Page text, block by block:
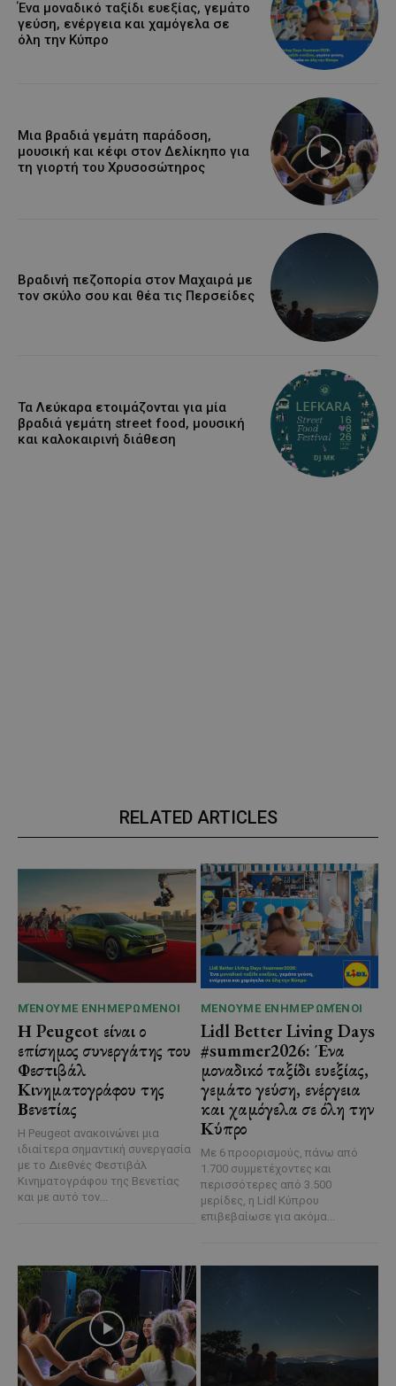
Ένα μοναδικό ταξίδι ευεξίας, γεμάτο
γεύση, ενέργεια και χαμόγελα σε
όλη την Κύπρο
Μια βραδιά γεμάτη παράδοση,
μουσική και κέφι στον Δελίκηπο για
τη γιορτή του Χρυσοσώτηρος
Βραδινή πεζοπορία στον Μαχαιρά με
τον σκύλο σου και θέα τις Περσείδες
Τα Λεύκαρα ετοιμάζονται για μία
βραδιά γεμάτη street food, μουσική
και καλοκαιρινή διάθεση
RELATED ARTICLES
ΜΈΝΟΥΜΕ ΕΝΗΜΕΡΩΜΈΝΟΙ
Η Peugeot είναι ο
επίσημος συνεργάτης του
Φεστιβάλ
Κινηματογράφου της
Βενετίας
Η Peugeot ανακοινώνει μια
ιδιαίτερα σημαντική συνεργασία
με το Διεθνές Φεστιβάλ
Κινηματογράφου της Βενετίας
και με αυτό τον...
ΜΈΝΟΥΜΕ ΕΝΗΜΕΡΩΜΈΝΟΙ
Lidl Better Living Days
#summer2026: Ένα
μοναδικό ταξίδι ευεξίας,
γεμάτο γεύση, ενέργεια
και χαμόγελα σε όλη την
Κύπρο
Με 6 προορισμούς, πάνω από
1.700 συμμετέχοντες και
περισσότερες από 3.500
μερίδες, η Lidl Κύπρου
επιβεβαίωσε για ακόμα...